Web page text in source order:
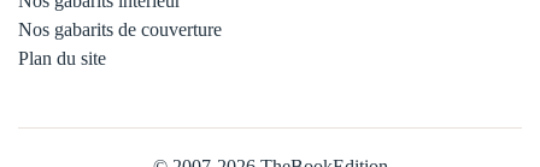
Nos gabarits de couverture
Plan du site